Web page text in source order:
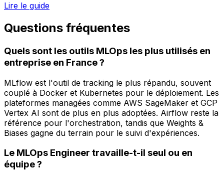
Lire le guide
Questions fréquentes
Quels sont les outils MLOps les plus utilisés en
entreprise en France ?
MLflow est l'outil de tracking le plus répandu, souvent
couplé à Docker et Kubernetes pour le déploiement. Les
plateformes managées comme AWS SageMaker et GCP
Vertex AI sont de plus en plus adoptées. Airflow reste la
référence pour l'orchestration, tandis que Weights &
Biases gagne du terrain pour le suivi d'expériences.
Le MLOps Engineer travaille-t-il seul ou en
équipe ?